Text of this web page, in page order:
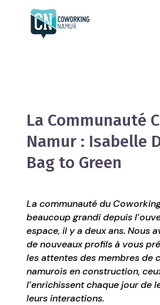
La Communauté
Namur : Isabelle
Bag to Green
La communauté du
beaucoup grandi depuis
espace, il y a deux ans. Nous
de nouveaux profils à vous
les attentes des membres de
namurois en construction,
l’enrichissent chaque jour de
leurs interactions.